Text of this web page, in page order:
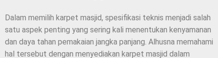
Dalam memilih karpet masjid, spesifikasi teknis menjadi salah
satu aspek penting yang sering kali menentukan kenyamanan
dan daya tahan pemakaian jangka panjang. Alhusna memahami
hal tersebut dengan menyediakan karpet masjid dalam